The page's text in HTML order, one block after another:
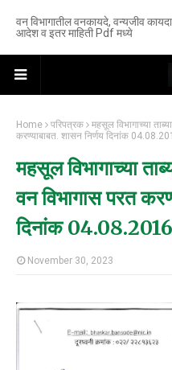
वन विभागातील वनकायदे, वन्यजीव
आदेश व इतर माहिती Pdf मध्ये
Home परिपत्रक
महसूल विभागाच्या
करण्याबाबत. शासन निर्णय दिनांक
महसूल विभागाच्या
वन विभागास परत
दिनांक 04.08.2016
November 30, 2023